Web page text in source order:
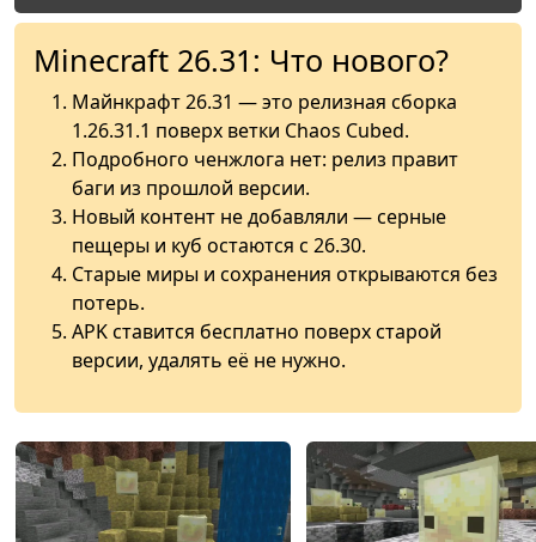
Minecraft 26.31: Что нового?
Майнкрафт 26.31 — это релизная сборка
1.26.31.1 поверх ветки Chaos Cubed.
Подробного ченжлога нет: релиз правит
баги из прошлой версии.
Новый контент не добавляли — серные
пещеры и куб остаются с 26.30.
Старые миры и сохранения открываются без
потерь.
APK ставится бесплатно поверх старой
версии, удалять её не нужно.